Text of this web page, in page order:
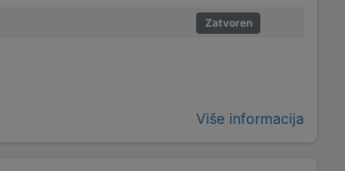
Zatvoren
Više informacija